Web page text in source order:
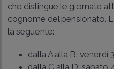
che distingue le giornate
cognome del pensionato.
la seguente:
dalla A alla B: venerdì
dalla C alla D: sabato